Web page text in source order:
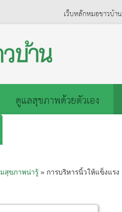
เว็บหลักหมอชาวบ้าน
ดูแลสุขภาพด้วยตัวเอง
สุขภาพน่ารู้» การบริหารนิ้วให้แข็งแรง